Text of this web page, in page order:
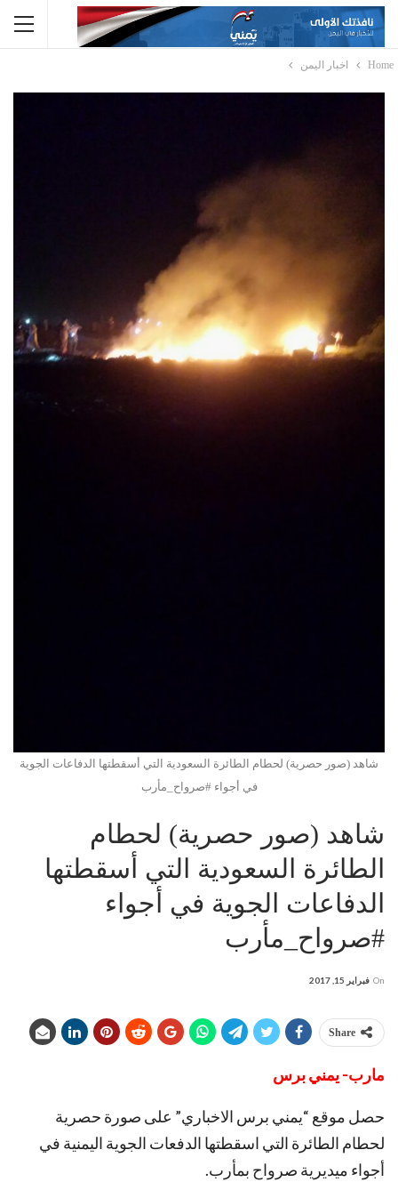
Home اخبار اليمن
شاهد (صور حصرية) لحطام الطائرة السعودية التي أسقطتها الدفاعات الجوية
في أجواء #صرواح_مأرب
شاهد (صور حصرية) لحطام
الطائرة السعودية التي أسقطتها
الدفاعات الجوية في أجواء
#صرواح_مأرب
On فبراير 15, 2017
Share
مارب- يمني برس
حصل موقع “يمني برس الاخباري” على صورة حصرية
لحطام الطائرة التي اسقطتها الدفعات الجوية اليمنية في
أجواء ميديرية صرواح بمأرب.